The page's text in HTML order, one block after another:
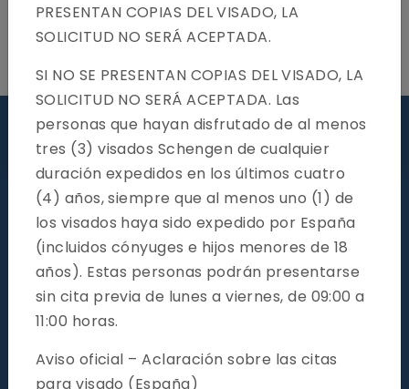
PRESENTAN COPIAS DEL VISADO, LA
SOLICITUD NO SERÁ ACEPTADA.
SI NO SE PRESENTAN COPIAS DEL VISADO, LA
SOLICITUD NO SERÁ ACEPTADA. Las
personas que hayan disfrutado de al menos
tres (3) visados Schengen de cualquier
duración expedidos en los últimos cuatro
(4) años, siempre que al menos uno (1) de
los visados haya sido expedido por España
(incluidos cónyuges e hijos menores de 18
años). Estas personas podrán presentarse
sin cita previa de lunes a viernes, de 09:00 a
11:00 horas.
Aviso oficial – Aclaración sobre las citas
para visado (España)
Visite Nuestro Centro
Información general